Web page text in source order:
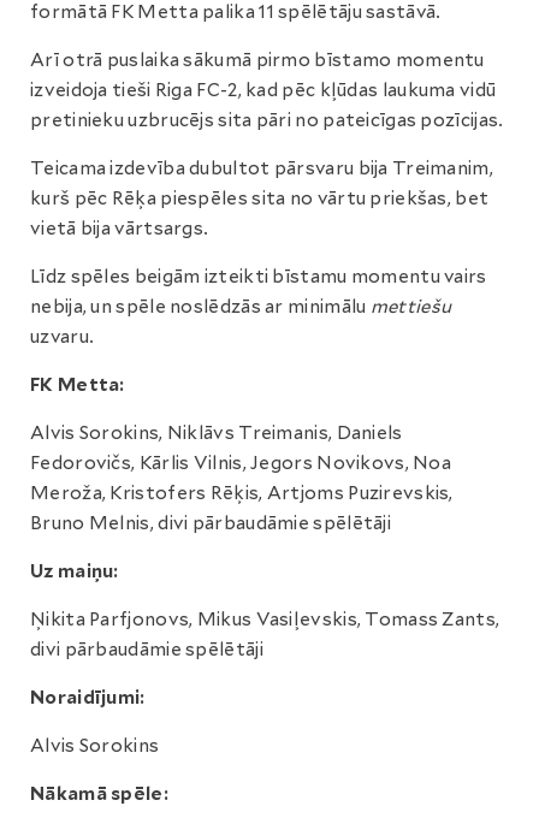
formātā FK Metta palika 11 spēlētāju sastāvā.
Arī otrā puslaika sākumā pirmo bīstamo momentu
izveidoja tieši Riga FC-2, kad pēc kļūdas laukuma vidū
pretinieku uzbrucējs sita pāri no pateicīgas pozīcijas.
Teicama izdevība dubultot pārsvaru bija Treimanim,
kurš pēc Rēķa piespēles sita no vārtu priekšas, bet
vietā bija vārtsargs.
Līdz spēles beigām izteikti bīstamu momentu vairs
nebija, un spēle noslēdzās ar minimālu mettiešu
uzvaru.
FK Metta:
Alvis Sorokins, Niklāvs Treimanis, Daniels
Fedorovičs, Kārlis Vilnis, Jegors Novikovs, Noa
Meroža, Kristofers Rēķis, Artjoms Puzirevskis,
Bruno Melnis, divi pārbaudāmie spēlētāji
Uz maiņu:
Ņikita Parfjonovs, Mikus Vasiļevskis, Tomass Zants,
divi pārbaudāmie spēlētāji
Noraidījumi:
Alvis Sorokins
Nākamā spēle: